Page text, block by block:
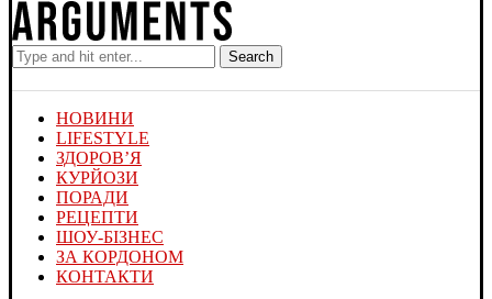
Search
НОВИНИ
LIFESTYLE
ЗДОРОВ’Я
КУРЙОЗИ
ПОРАДИ
РЕЦЕПТИ
ШОУ-БІЗНЕС
ЗА КОРДОНОМ
КОНТАКТИ